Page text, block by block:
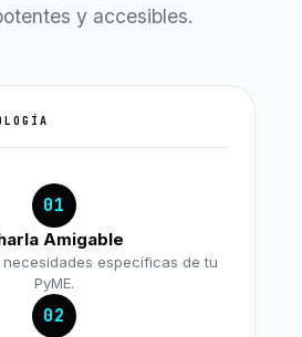
y accesibles.
01
Amigable
específicas de tu
PyME.
02